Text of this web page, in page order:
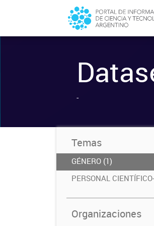
-
Temas
GÉNERO (1)
PERSONAL
Organizaciones